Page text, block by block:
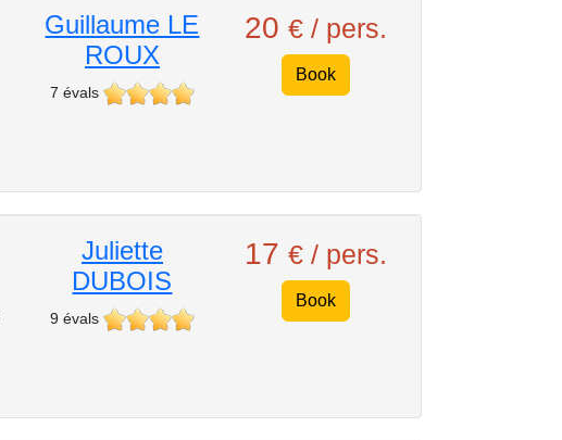
Guillaume LE
ROUX
7 évals
20€ / pers.
Book
Juliette
DUBOIS
9 évals
17€ / pers.
Book